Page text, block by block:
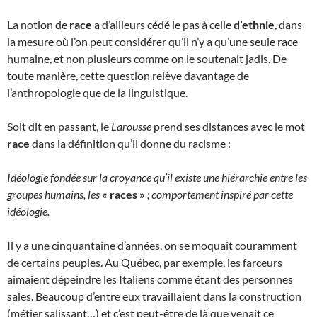
La notion de race a d’ailleurs cédé le pas à celled’ethnie , dans
la mesure où l’on peut considérer qu’il n’y a qu’une seule race
humaine, et non plusieurs comme on le soutenait jadis. De
toute manière, cette question relève davantage de
l’anthropologie que de la linguistique.
Soit dit en passant, le Larousse prend ses distances avec le mot
race dans la définition qu’il donne du racisme :
Idéologie fondée sur la croyance qu’il existe une hiérarchie entre les
groupes humains, les « races » ; comportement inspiré par cette
idéologie.
Il y a une cinquantaine d’années, on se moquait couramment
de certains peuples. Au Québec, par exemple, les farceurs
aimaient dépeindre les Italiens comme étant des personnes
sales. Beaucoup d’entre eux travaillaient dans la construction
(métier salissant…) et c’est peut-être de là que venait ce